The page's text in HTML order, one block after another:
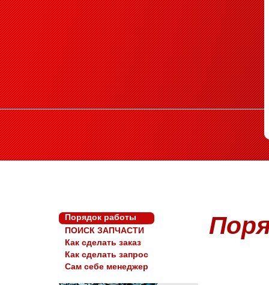
Порядок работы
ПОИСК ЗАПЧАСТИ
Как сделать заказ
Как сделать запрос
Сам себе менеджер